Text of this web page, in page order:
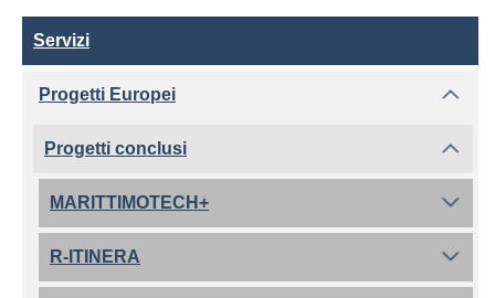
Servizi
Servizi
Progetti Europei
Progetti conclusi
MARITTIMOTECH+
R-ITINERA